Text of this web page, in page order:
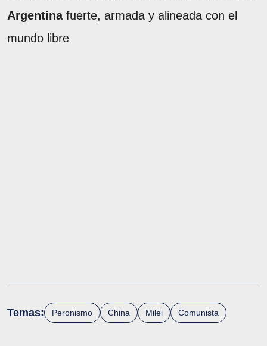
Argentinafuerte, armada y alineada con el
mundo libre
Temas: Peronismo China Milei Comunista